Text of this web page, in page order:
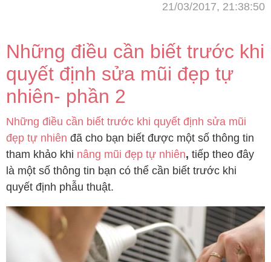
21/03/2017, 21:38:50
Những điều cần biết trước khi
quyết định sửa mũi đẹp tự
nhiên- phần 2
Những điều cần biết trước khi quyết định sửa mũi
đẹp tự nhiên đã cho bạn biết được một số thông tin
tham khảo khi nâng mũi đẹp tự nhiên, tiếp theo đây
là một số thông tin bạn có thể cần biết trước khi
quyết định phẫu thuật.